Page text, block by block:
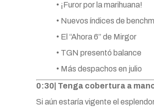
• ¡Furor por la marihuana!
• Nuevos índices de
• El “Ahora 6” de Mirgor
• TGN presentó balance
• Más despachos en julio
0:30| Tenga cobertura a
Si aún estaría vigente el